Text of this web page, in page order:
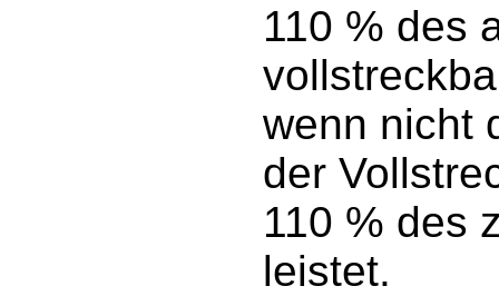
110 % des
wenn nicht
der
110 % des
leistet.